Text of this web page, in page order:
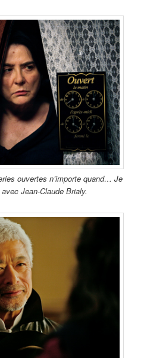
ouvertes n’importe quand… Je
Jean-Claude Brialy.